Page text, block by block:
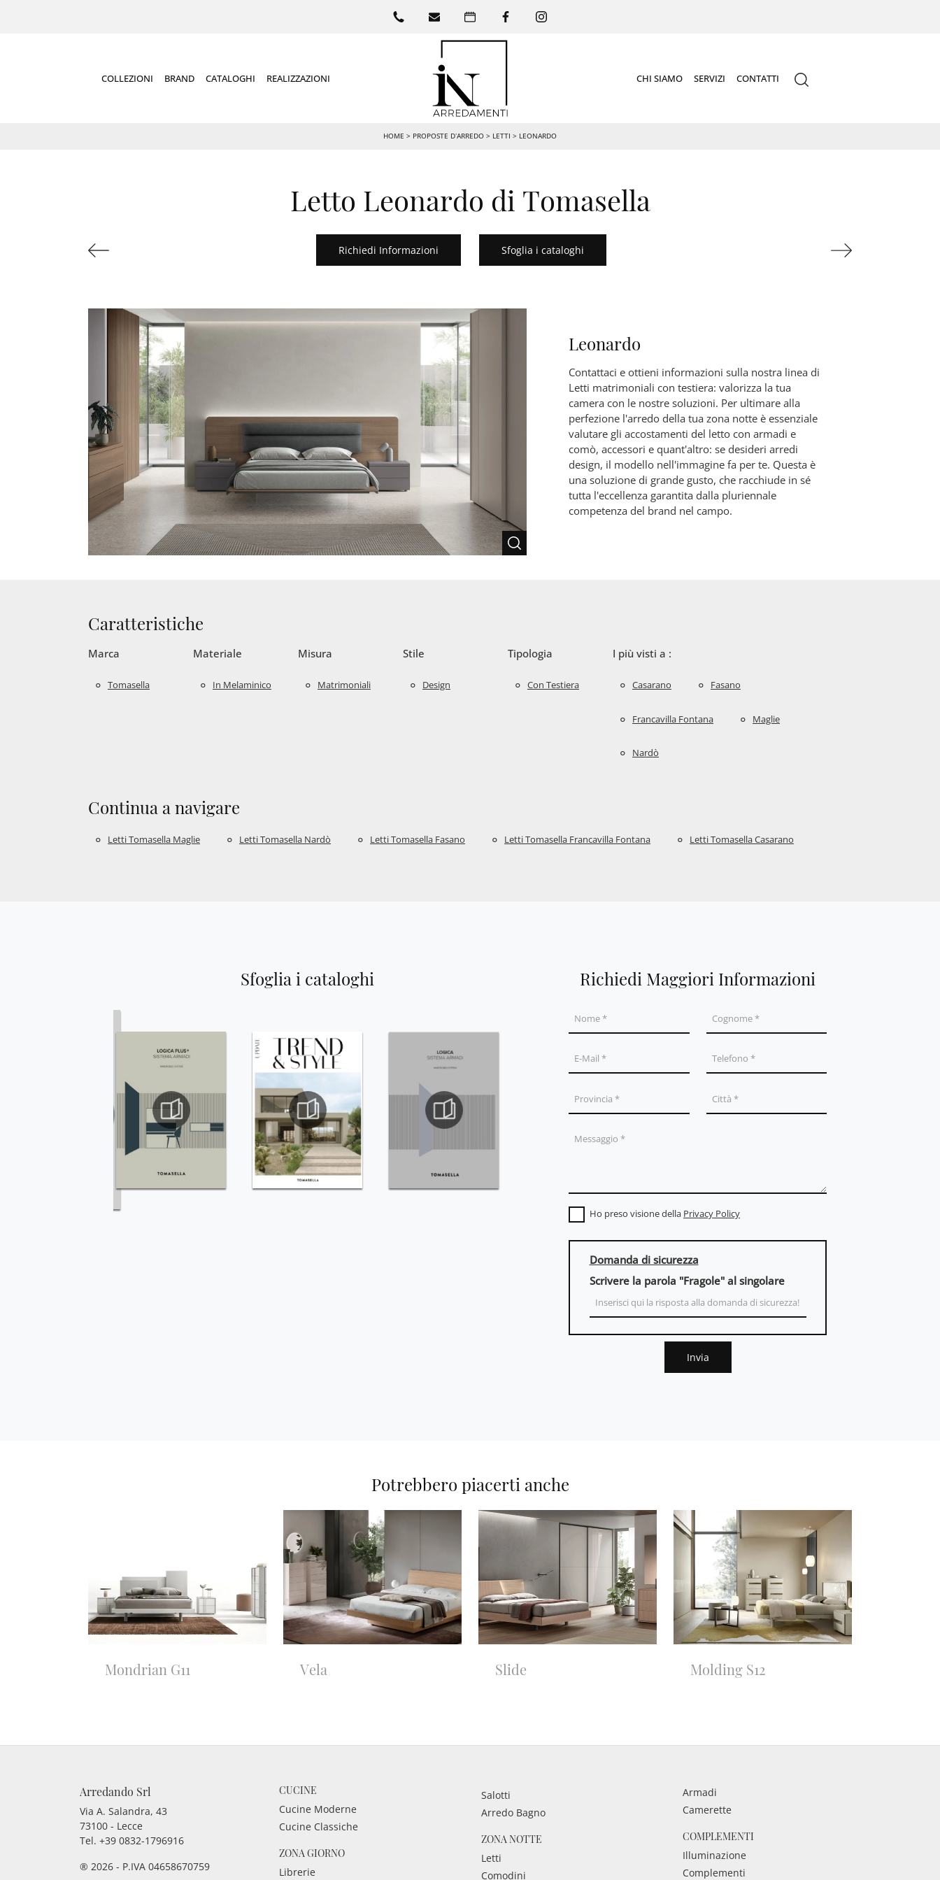
COLLEZIONI BRAND CATALOGHI REALIZZAZIONI CHI SIAMO SERVIZI CONTATTI
HOME > PROPOSTE D’ARREDO > LETTI > LEONARDO
Letto Leonardo di Tomasella
Richiedi Informazioni Sfoglia i cataloghi
Leonardo
Contattaci e ottieni informazioni sulla nostra linea di
Letti matrimoniali con testiera: valorizza la tua
camera con le nostre soluzioni. Per ultimare alla
perfezione l'arredo della tua zona notte è essenziale
valutare gli accostamenti del letto con armadi e
comò, accessori e quant'altro: se desideri arredi
design, il modello nell'immagine fa per te. Questa è
una soluzione di grande gusto, che racchiude in sé
tutta l'eccellenza garantita dalla pluriennale
competenza del brand nel campo.
Caratteristiche
Marca
Tomasella
Materiale
In Melaminico
Misura
Matrimoniali
Stile
Design
Tipologia
Con Testiera
I più visti a :
Casarano Fasano
Francavilla Fontana Maglie
Nardò
Continua a navigare
Letti Tomasella Maglie Letti Tomasella Nardò Letti Tomasella Fasano Letti Tomasella Francavilla Fontana Letti Tomasella Casarano
Sfoglia i cataloghi Richiedi Maggiori Informazioni
Ho preso visione della Privacy Policy
Domanda di sicurezza
Scrivere la parola "Fragole" al singolare
Invia
Potrebbero piacerti anche
Mondrian G11 Vela Slide Molding S12
Arredando Srl
Via A. Salandra, 43
73100 - Lecce
Tel. +39 0832-1796916
® 2026 - P.IVA 04658670759
CUCINE
Cucine Moderne
Cucine Classiche
ZONA GIORNO
Librerie
Salotti
Arredo Bagno
ZONA NOTTE
Letti
Comodini
Armadi
Camerette
COMPLEMENTI
Illuminazione
Complementi